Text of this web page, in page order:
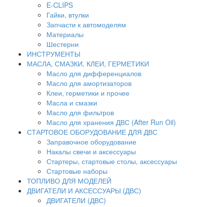
E-CLIPS
Гайки, втулки
Запчасти к автомоделям
Материалы
Шестерни
ИНСТРУМЕНТЫ
МАСЛА, СМАЗКИ, КЛЕИ, ГЕРМЕТИКИ
Масло для дифференциалов
Масло для амортизаторов
Клеи, герметики и прочее
Масла и смазки
Масло для фильтров
Масло для хранения ДВС (After Run Oil)
СТАРТОВОЕ ОБОРУДОВАНИЕ ДЛЯ ДВС
Заправочное оборудование
Накалы свечи и аксессуары
Стартеры, стартовые столы, аксессуары
Стартовые наборы
ТОПЛИВО ДЛЯ МОДЕЛЕЙ
ДВИГАТЕЛИ И АКСЕССУАРЫ (ДВС)
ДВИГАТЕЛИ (ДВС)